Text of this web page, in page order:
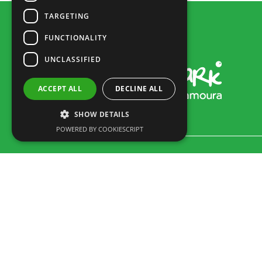
TARGETING
FUNCTIONALITY
UNCLASSIFIED
ACCEPT ALL DECLINE ALL
SHOW DETAILS
POWERED BY COOKIESCRIPT